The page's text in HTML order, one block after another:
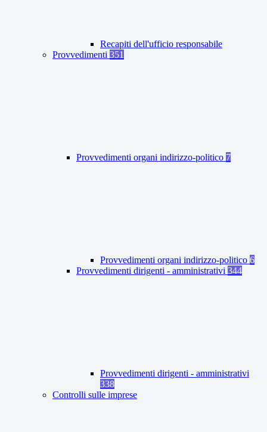
Recapiti dell'ufficio responsabile
Provvedimenti 351
Provvedimenti organi indirizzo-politico 7
Provvedimenti organi indirizzo-politico 6
Provvedimenti dirigenti - amministrativi 344
Provvedimenti dirigenti - amministrativi
338
Controlli sulle imprese